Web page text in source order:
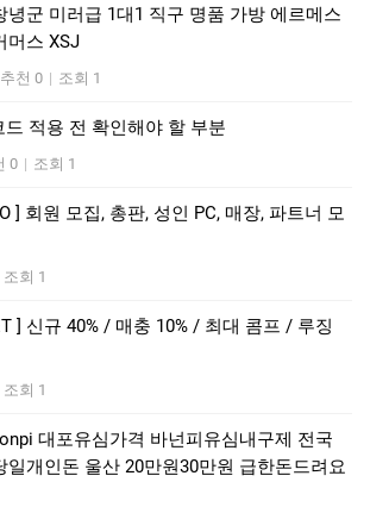
녕군 미러급 1대1 직구 명품 가방 에르메스
머스 XSJ
추천 0 | 조회 1
드 적용 전 확인해야 할 부분
0 | 조회 1
] 회원 모집, 총판, 성인 PC, 매장, 파트너 모
조회 1
] 신규 40% / 매충 10% / 최대 콤프 / 루징
조회 1
대포유심가격 바넌피유심내구제 전국
일개인돈 울산 20만원30만원 급한돈드려요